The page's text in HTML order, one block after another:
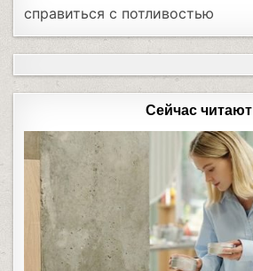
справиться с потливостью
Сейчас читают